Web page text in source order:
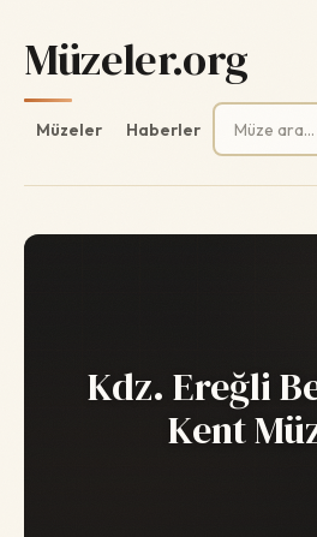
Müzeler.org
Müzeler Haberler
Arama:
Kdz. Ereğli
Kent